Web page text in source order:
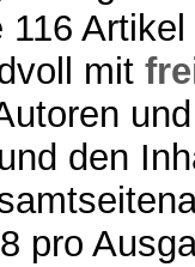
mit
den
pro